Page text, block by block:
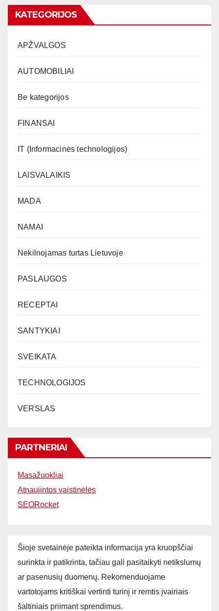
KATEGORIJOS
APŽVALGOS
AUTOMOBILIAI
Be kategorijos
FINANSAI
IT (Informacinės technologijos)
LAISVALAIKIS
MADA
NAMAI
Nekilnojamas turtas Lietuvoje
PASLAUGOS
RECEPTAI
SANTYKIAI
SVEIKATA
TECHNOLOGIJOS
VERSLAS
PARTNERIAI
Masažuokliai
Atnaujintos vaistinėlės
SEORocket
Šioje svetainėje pateikta informacija yra kruopščiai
surinkta ir patikrinta, tačiau gali pasitaikyti netikslumų
ar pasenusių duomenų. Rekomenduojame
vartotojams kritiškai vertinti turinį ir remtis įvairiais
šaltiniais priimant sprendimus.